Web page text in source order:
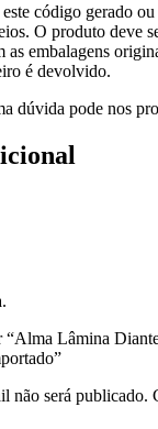
código gerado
O produto deve
as embalagens
é devolvido.
dúvida pode nos
“Alma Lâmina
não será publicado.